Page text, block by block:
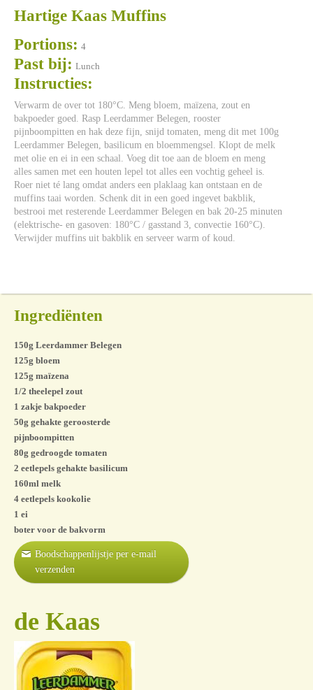
Hartige Kaas Muffins
Portions: 4
Past bij: Lunch
Instructies:
Verwarm de over tot 180°C. Meng bloem, maïzena, zout en
bakpoeder goed. Rasp Leerdammer Belegen, rooster
pijnboompitten en hak deze fijn, snijd tomaten, meng dit met 100g
Leerdammer Belegen, basilicum en bloemmengsel. Klopt de melk
met olie en ei in een schaal. Voeg dit toe aan de bloem en meng
alles samen met een houten lepel tot alles een vochtig geheel is.
Roer niet té lang omdat anders een plaklaag kan ontstaan en de
muffins taai worden. Schenk dit in een goed ingevet bakblik,
bestrooi met resterende Leerdammer Belegen en bak 20-25 minuten
(elektrische- en gasoven: 180°C / gasstand 3, convectie 160°C).
Verwijder muffins uit bakblik en serveer warm of koud.
Ingrediënten
150g Leerdammer Belegen
125g bloem
125g maïzena
1/2 theelepel zout
1 zakje bakpoeder
50g gehakte geroosterde
pijnboompitten
80g gedroogde tomaten
2 eetlepels gehakte basilicum
160ml melk
4 eetlepels kookolie
1 ei
boter voor de bakvorm
Boodschappenlijstje per e-mail
verzenden
de Kaas